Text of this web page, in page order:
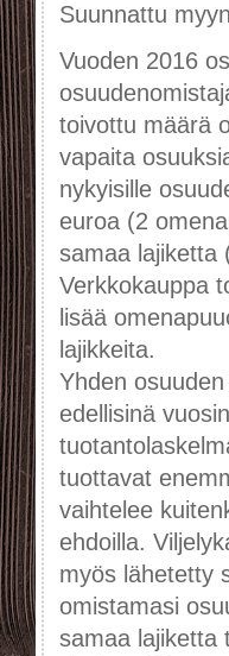
Suunnattu
Vuoden 2016
toivottu määrä
vapaita
nykyisille
euroa (2
samaa lajiketta
Verkkokauppa
lisää
lajikkeita.
Yhden
edellisinä
tuottavat
vaihtelee
ehdoilla.
myös lähetetty
omistamasi
samaa lajiketta